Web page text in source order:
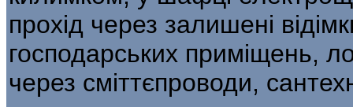
прохід через залишені
господарських при­міщень,
через сміттєпроводи,